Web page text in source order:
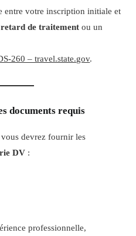
entre votre inscription initiale et
retard de traitement ou un
260 – travel.state.gov.
documents requis
devrez fournir les
DV :
professionnelle,